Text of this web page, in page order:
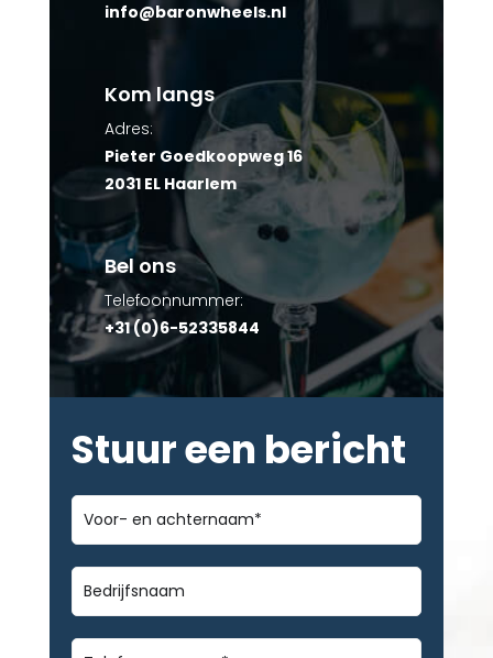
info@baronwheels.nl
Kom langs
Adres:
Pieter Goedkoopweg 16
2031 EL Haarlem
Bel ons
Telefoonnummer:
+31 (0)6-52335844
Stuur een bericht
Voor-
en
achternaam*
Bedrijfsnaam
Telefoonnummer